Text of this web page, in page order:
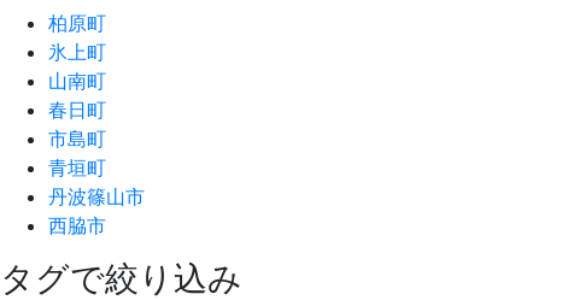
柏原町
氷上町
山南町
春日町
市島町
青垣町
丹波篠山市
西脇市
タグで絞り込み